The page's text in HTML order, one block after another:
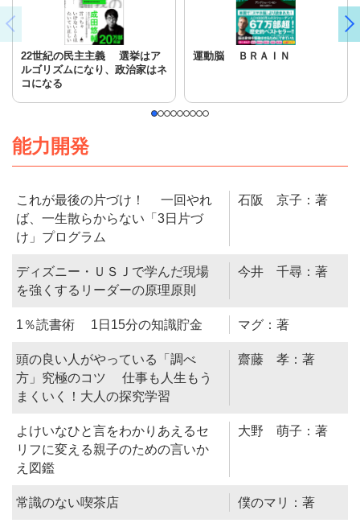
22世紀の民主主義 選挙はア
ルゴリズムになり、政治家はネ
コになる
運動脳 ＢＲＡＩＮ
能力開発
これが最後の片づけ！ 一回やれ
ば、一生散らからない「3日片づ
け」プログラム
石阪 京子：著
ディズニー・ＵＳＪで学んだ現場
を強くするリーダーの原理原則
今井 千尋：著
1％読書術 1日15分の知識貯金 マグ：著
頭の良い人がやっている「調べ
方」究極のコツ 仕事も人生もう
まくいく！大人の探究学習
齋藤 孝：著
よけいなひと言をわかりあえるセ
リフに変える親子のための言いか
え図鑑
大野 萌子：著
常識のない喫茶店 僕のマリ：著